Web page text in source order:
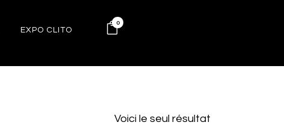
EXPO CLITO
0
Voici le seul résultat